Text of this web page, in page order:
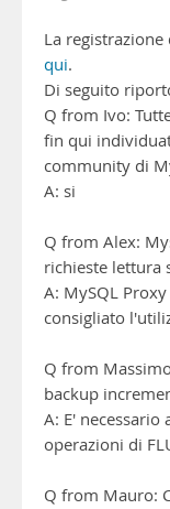
La
qui.
Di seguito
Q from Ivo:
fin qui
community di
A: si
Q from Alex:
richieste lettura
A: MySQL
consigliato
Q from
backup
A: E'
operazioni di
Q from Mauro: